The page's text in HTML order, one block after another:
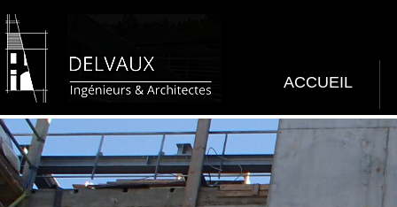
ACCUEIL